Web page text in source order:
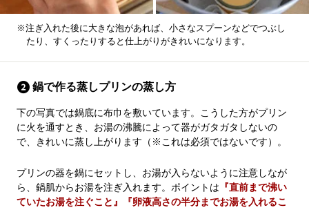
※注ぎ入れた後に大きな泡があれば、小さなスプーンなどでつぶし
たり、すくったりすると仕上がりがきれいになります。
鍋で作る蒸しプリンの蒸し方
下の写真では鍋底に布巾を敷いています。こうした方がプリン
に火を通すとき、お湯の沸騰によって器がガタガタしないの
で、きれいに蒸し上がります（※これは必須ではないです）。
プリンの器を鍋にセットし、お湯が入らないように注意しなが
ら、鍋肌からお湯を注ぎ入れます。ポイントは 『直前まで沸い
ていたお湯を注ぐこと』『卵液高さの半分までお湯を入れるこ